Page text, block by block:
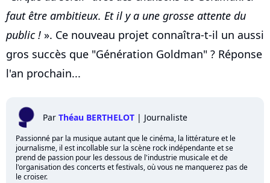
faut être ambitieux. Et il y a une grosse attente du
public ! ». Ce nouveau projet connaîtra-t-il un aussi
gros succès que "Génération Goldman" ? Réponse
l'an prochain...
Par Théau BERTHELOT | Journaliste
Passionné par la musique autant que le cinéma, la littérature et le
journalisme, il est incollable sur la scène rock indépendante et se
prend de passion pour les dessous de l'industrie musicale et de
l'organisation des concerts et festivals, où vous ne manquerez pas de
le croiser.